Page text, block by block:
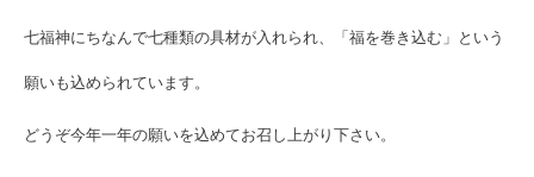
七福神にちなんで七種類の具材が入れられ、 「福を巻き込む」という
願いも込められています。
どうぞ今年一年の願いを込めてお召し上がり下さい。